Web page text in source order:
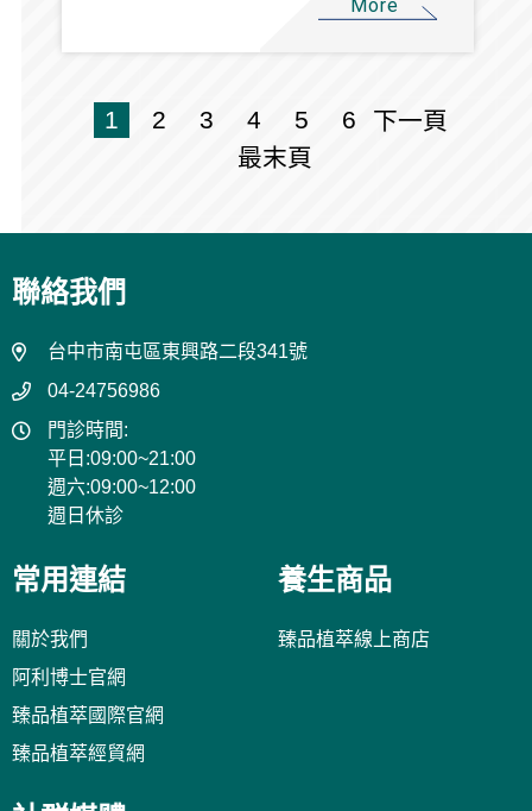
More
1 2 3 4 5 6
下一頁
最末頁
聯絡我們
台中市南屯區東興路二段341號
04-24756986
門診時間:
平日:09:00~21:00
週六:09:00~12:00
週日休診
常用連結
關於我們
阿利博士官網
臻品植萃國際官網
臻品植萃經貿網
養生商品
臻品植萃線上商店